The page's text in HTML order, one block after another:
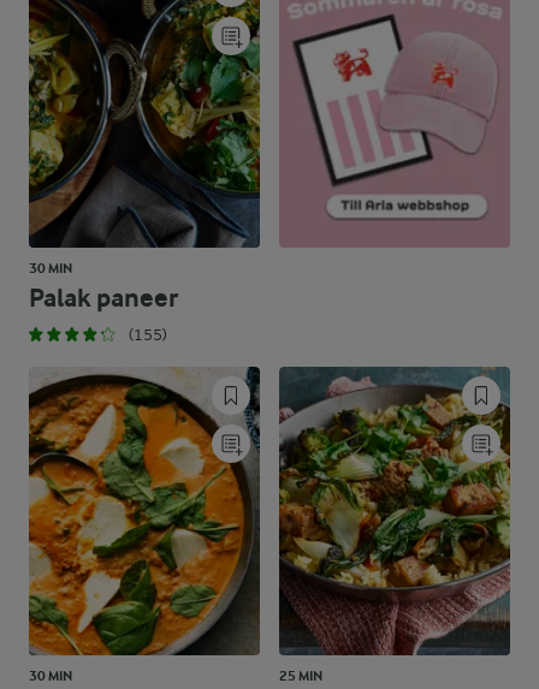
30 MIN
Palak paneer
(155)
30 MIN 25 MIN